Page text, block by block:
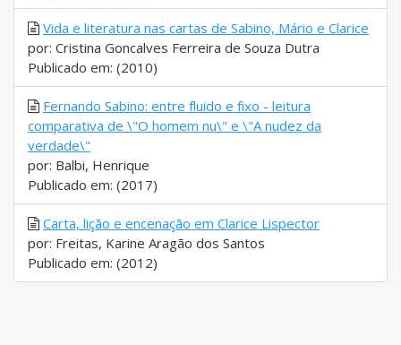
Vida e literatura nas cartas de Sabino, Mário e Clarice
por: Cristina Goncalves Ferreira de Souza Dutra
Publicado em: (2010)
Fernando Sabino: entre fluido e fixo - leitura
comparativa de \"O homem nu\" e \"A nudez da
verdade\"
por: Balbi, Henrique
Publicado em: (2017)
Carta, lição e encenação em Clarice Lispector
por: Freitas, Karine Aragão dos Santos
Publicado em: (2012)